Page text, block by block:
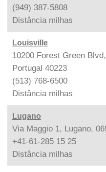
(949) 387-5808
Distância milhas
Louisville
10200 Forest Green
Portugal 40223
(513) 768-6500
Distância milhas
Lugano
Via Maggio 1, Lugano,
+41-61-285 15 25
Distância milhas